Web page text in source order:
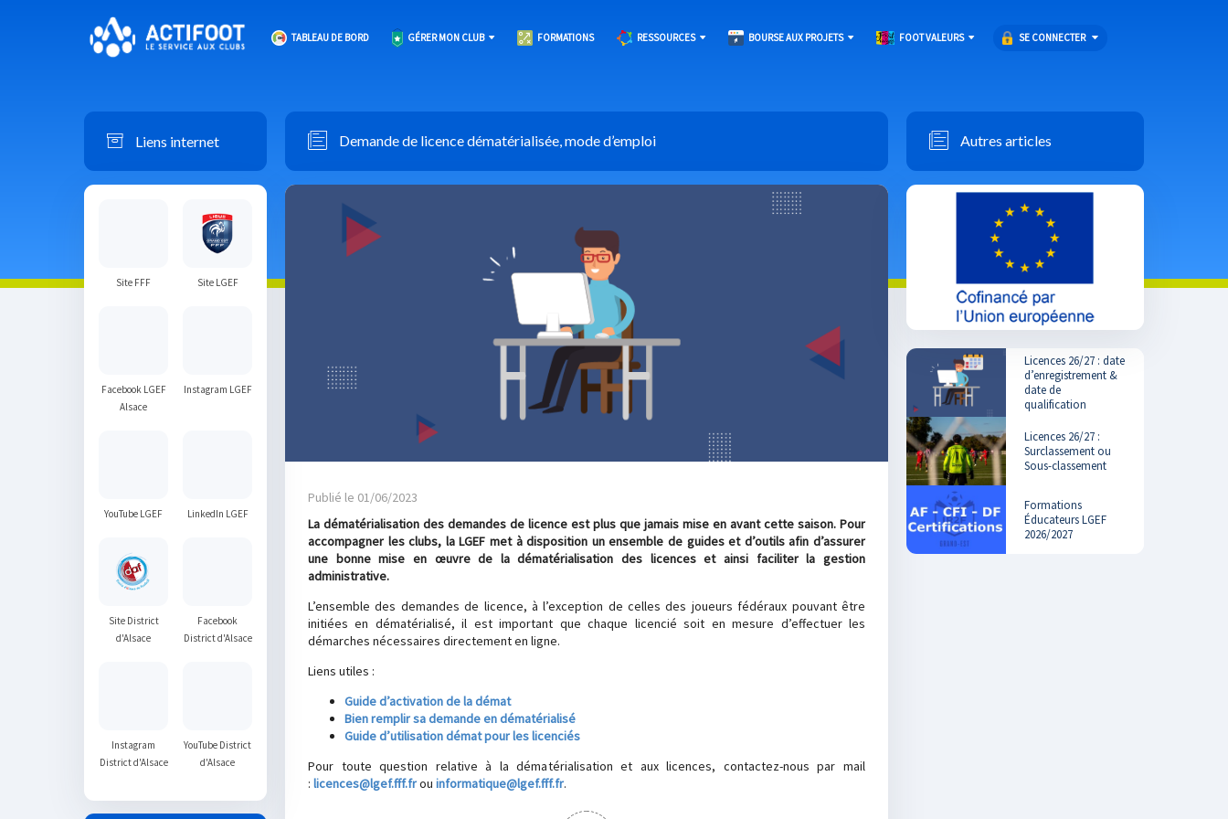
TABLEAU DE BORD GÉRER MON CLUB FORMATIONS RESSOURCES BOURSE AUX PROJETS FOOT VALEURS SE CONNECTER
Liens internet
Site FFF Site LGEF
Facebook LGEF
Alsace
Instagram LGEF
YouTube LGEF LinkedIn LGEF
Site District
d'Alsace
Facebook
District d'Alsace
Instagram
District d'Alsace
YouTube District
d'Alsace
Demande de licence dématérialisée, mode d’emploi
Publié le 01/06/2023
La dématérialisation des demandes de licence est plus que jamais mise en avant cette saison. Pour
accompagner les clubs, la LGEF met à disposition un ensemble de guides et d’outils afin d’assurer
une bonne mise en œuvre de la dématérialisation des licences et ainsi faciliter la gestion
administrative.
L’ensemble des demandes de licence, à l’exception de celles des joueurs fédéraux pouvant être
initiées en dématérialisé, il est important que chaque licencié soit en mesure d’effectuer les
démarches nécessaires directement en ligne.
Liens utiles :
Guide d’activation de la démat
Bien remplir sa demande en dématérialisé
Guide d’utilisation démat pour les licenciés
Pour toute question relative à la dématérialisation et aux licences, contactez-nous par mail
: licences@lgef.fff.frou informatique@lgef.fff.fr.
Autres articles
Licences 26/27 : date
d’enregistrement &
date de
qualification
Licences 26/27 :
Surclassement ou
Sous-classement
Formations
Éducateurs LGEF
2026/2027